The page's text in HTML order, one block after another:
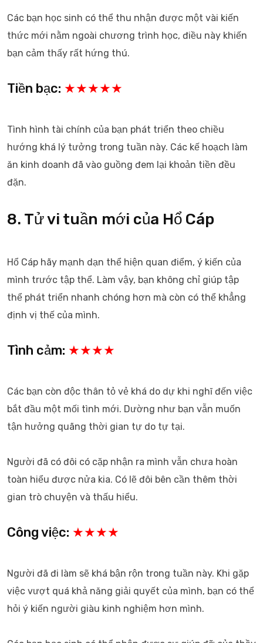
Các bạn học sinh có thể thu nhận được một vài kiến
thức mới nằm ngoài chương trình học, điều này khiến
bạn cảm thấy rất hứng thú.
Tiền bạc: ★★★★★
Tình hình tài chính của bạn phát triển theo chiều
hướng khá lý tưởng trong tuần này. Các kế hoạch làm
ăn kinh doanh đã vào guồng đem lại khoản tiền đều
đặn.
8. Tử vi tuần mới của Hổ Cáp
Hổ Cáp hãy mạnh dạn thể hiện quan điểm, ý kiến của
mình trước tập thể. Làm vậy, bạn không chỉ giúp tập
thể phát triển nhanh chóng hơn mà còn có thể khẳng
định vị thế của mình.
Tình cảm: ★★★★
Các bạn còn độc thân tỏ vẻ khá do dự khi nghĩ đến việc
bắt đầu một mối tình mới. Dường như bạn vẫn muốn
tận hưởng quãng thời gian tự do tự tại.
Người đã có đôi có cặp nhận ra mình vẫn chưa hoàn
toàn hiểu được nửa kia. Có lẽ đôi bên cần thêm thời
gian trò chuyện và thấu hiểu.
Công việc: ★★★★
Người đã đi làm sẽ khá bận rộn trong tuần này. Khi gặp
việc vượt quá khả năng giải quyết của mình, bạn có thể
hỏi ý kiến người giàu kinh nghiệm hơn mình.